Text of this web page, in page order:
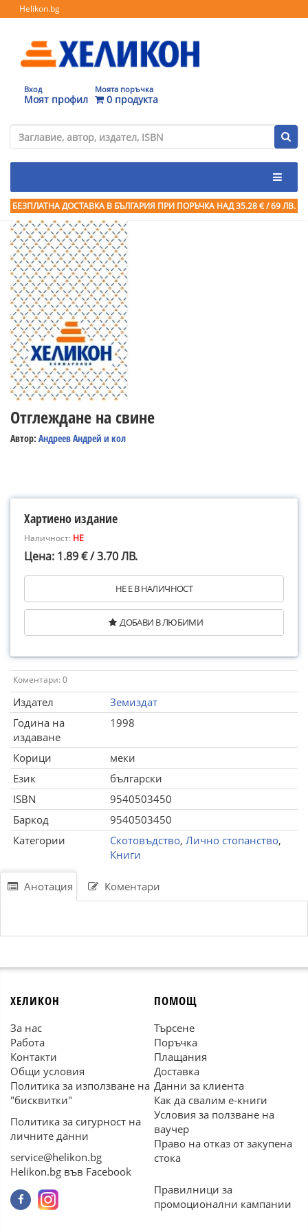
Helikon.bg
Вход
Моят профил
Моята поръчка
0 продукта
БЕЗПЛАТНА ДОСТАВКА В БЪЛГАРИЯ ПРИ ПОРЪЧКА НАД 35.28 € / 69 ЛВ.
Отглеждане на свине
Автор: Андреев Андрей и кол
Хартиено издание
Наличност: НЕ
Цена: 1.89 € / 3.70 ЛВ.
НЕ Е В НАЛИЧНОСТ
ДОБАВИ В ЛЮБИМИ
Коментари: 0
Издател
Земиздат
Година на
издаване
1998
Корици
меки
Език
български
ISBN
9540503450
Баркод
9540503450
Категории
Скотовъдство, Лично стопанство,
Книги
Анотация Коментари
ХЕЛИКОН
За нас
Работа
Контакти
Общи условия
Политика за използване на
"бисквитки"
Политика за сигурност на
личните данни
service@helikon.bg
Helikon.bg във Facebook
ПОМОЩ
Търсене
Поръчка
Плащания
Доставка
Данни за клиента
Как да свалим е-книги
Условия за ползване на
ваучер
Право на отказ от закупена
стока
Правилници за
промоционални кампании